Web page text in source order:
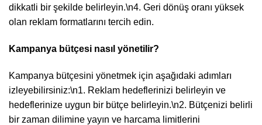
dikkatli bir şekilde belirleyin.\n4. Geri dönüş oranı yüksek
olan reklam formatlarını tercih edin.
Kampanya bütçesi nasıl yönetilir?
Kampanya bütçesini yönetmek için aşağıdaki adımları
izleyebilirsiniz:\n1. Reklam hedeflerinizi belirleyin ve
hedeflerinize uygun bir bütçe belirleyin.\n2. Bütçenizi belirli
bir zaman dilimine yayın ve harcama limitlerini